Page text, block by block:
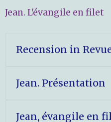
Jean. L'évangile en filet
Recension in
Jean. Présentation
Jean, évangile en